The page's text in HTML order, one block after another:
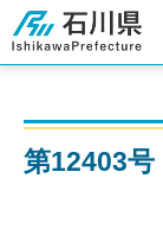
石川県
第12403号